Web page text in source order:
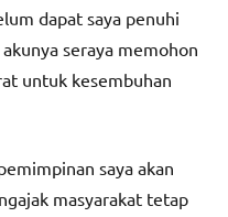
dapat saya penuhi
seraya memohon
untuk kesembuhan
saya akan
masyarakat tetap